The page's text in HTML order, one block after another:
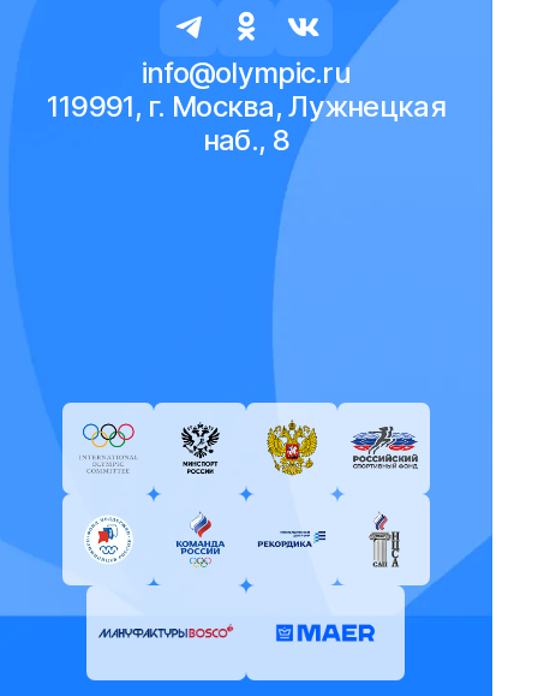
info@olympic.ru
119991, г. Москва, Лужнецкая
наб., 8